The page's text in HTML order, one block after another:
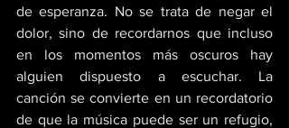
de esperanza. No se trata de negar el
dolor, sino de recordarnos que incluso
en los momentos más oscuros hay
alguien dispuesto a escuchar. La
canción se convierte en un recordatorio
de que la música puede ser un refugio,